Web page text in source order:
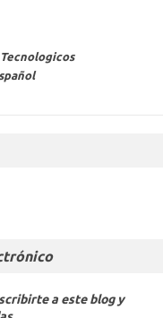
Tecnologicos
a este blog y